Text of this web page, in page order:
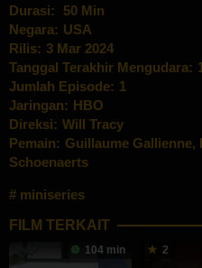
Durasi:
50 Min
Negara: USA
Rilis: 3 Mar 2024
Tanggal Terakhir Mengudara:
Jumlah Episode: 1
Jaringan: HBO
Direksi: Will Tracy
Pemain: Guillaume Gallienne,
Schoenaerts
miniseries
FILM TERKAIT
104 min 2